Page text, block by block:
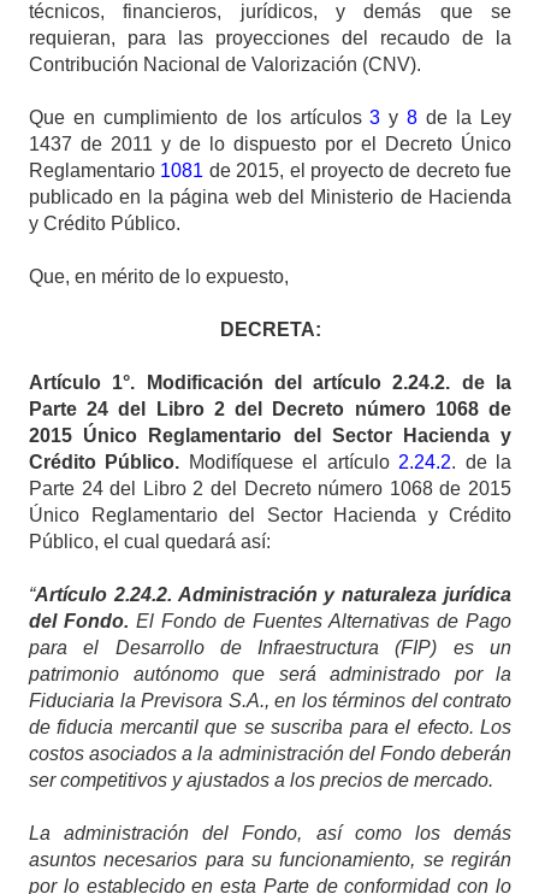
técnicos, financieros, jurídicos, y demás que se
requieran, para las proyecciones del recaudo de la
Contribución Nacional de Valorización (CNV).
Que en cumplimiento de los artículos3 y8 de la Ley
1437 de 2011 y de lo dispuesto por el Decreto Único
Reglamentario 1081 de 2015, el proyecto de decreto fue
publicado en la página web del Ministerio de Hacienda
y Crédito Público.
Que, en mérito de lo expuesto,
DECRETA:
Artículo 1°. Modificación del artículo 2.24.2. de la
Parte 24 del Libro 2 del Decreto número 1068 de
2015 Único Reglamentario del Sector Hacienda y
Crédito Público. Modifíquese el artículo 2.24.2. de la
Parte 24 del Libro 2 del Decreto número 1068 de 2015
Único Reglamentario del Sector Hacienda y Crédito
Público, el cual quedará así:
“Artículo 2.24.2. Administración y naturaleza jurídica
del Fondo. El Fondo de Fuentes Alternativas de Pago
para el Desarrollo de Infraestructura (FIP) es un
patrimonio autónomo que será administrado por la
Fiduciaria la Previsora S.A., en los términos del contrato
de fiducia mercantil que se suscriba para el efecto. Los
costos asociados a la administración del Fondo deberán
ser competitivos y ajustados a los precios de mercado.
La administración del Fondo, así como los demás
asuntos necesarios para su funcionamiento, se regirán
por lo establecido en esta Parte de conformidad con lo